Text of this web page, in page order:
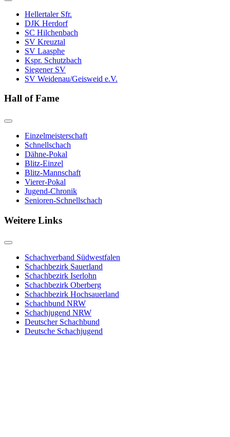
Hellertaler Sfr.
DJK Herdorf
SC Hilchenbach
SV Kreuztal
SV Laasphe
Kspr. Schutzbach
Siegener SV
SV Weidenau/Geisweid e.V.
Hall of Fame
Einzelmeisterschaft
Schnellschach
Dähne-Pokal
Blitz-Einzel
Blitz-Mannschaft
Vierer-Pokal
Jugend-Chronik
Senioren-Schnellschach
Weitere Links
Schachverband Südwestfalen
Schachbezirk Sauerland
Schachbezirk Iserlohn
Schachbezirk Oberberg
Schachbezirk Hochsauerland
Schachbund NRW
Schachjugend NRW
Deutscher Schachbund
Deutsche Schachjugend